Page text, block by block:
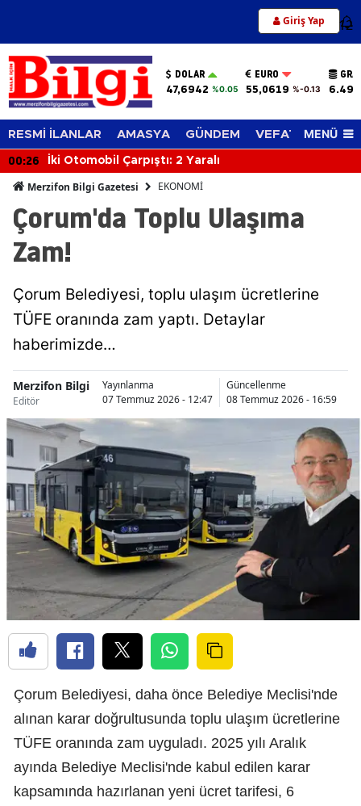
Giriş Yap 12
DOLAR
47,6942 %0.05
EURO
55,0619 %-0.13
RESMİ İLANLAR AMASYA GÜNDEM VEFAT EDENLER
MENÜ
00:26 İki Otomobil Çarpıştı: 2 Yaralı
Merzifon Bilgi Gazetesi EKONOMİ
Çorum'da Toplu Ulaşıma
Zam!
Çorum Belediyesi, toplu ulaşım ücretlerine
TÜFE oranında zam yaptı. Detaylar
haberimizde…
Merzifon Bilgi
Editör
Yayınlanma
07 Temmuz 2026 - 12:47
Güncellenme
08 Temmuz 2026 - 16:59
Çorum Belediyesi, daha önce Belediye Meclisi'nde
alınan karar doğrultusunda toplu ulaşım ücretlerine
TÜFE oranında zam uyguladı. 2025 yılı Aralık
ayında Belediye Meclisi'nde kabul edilen karar
kapsamında hazırlanan yeni ücret tarifesi, 6